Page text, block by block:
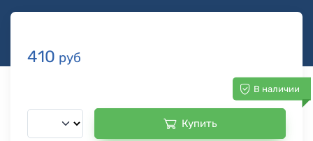
410 руб
В наличии
Купить